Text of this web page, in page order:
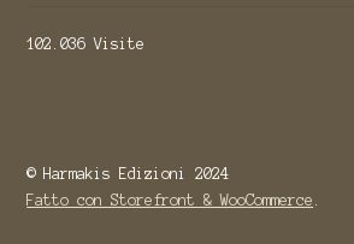
102.036 Visite
© Harmakis Edizioni 2024
Fatto con Storefront & WooCommerce